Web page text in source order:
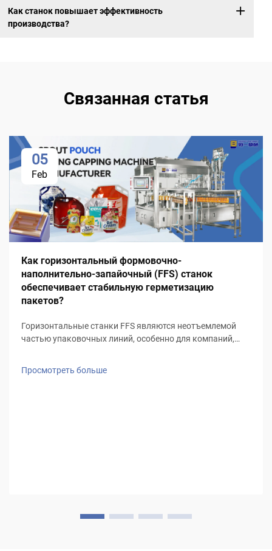
Как станок повышает эффективность
производства?
Связанная статья
05
Feb
Как горизонтальный формовочно-
наполнительно-запайочный (FFS) станок
обеспечивает стабильную герметизацию
пакетов?
Горизонтальные станки FFS являются неотъемлемой
частью упаковочных линий, особенно для компаний,
опытом, компания HIGH EASY MACHINERY — один из
Просмотреть больше